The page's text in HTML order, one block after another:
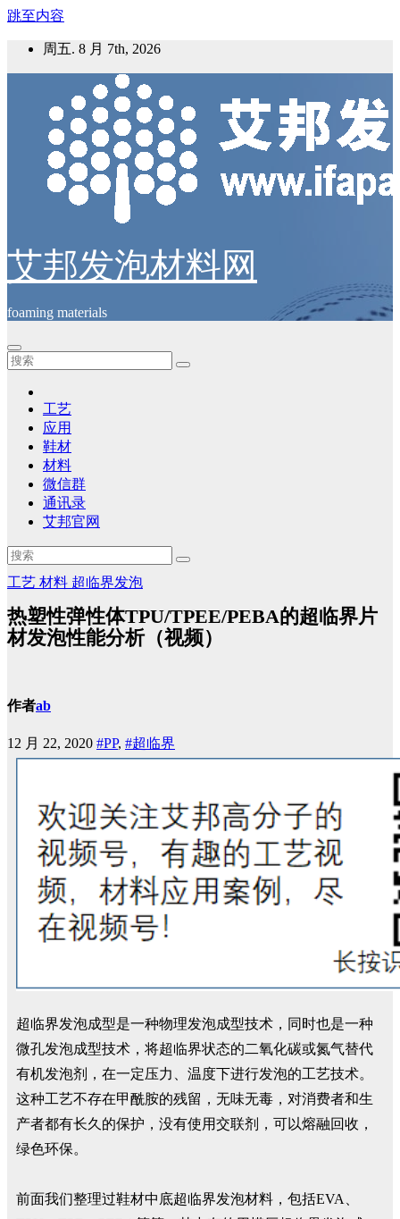
跳至内容
周五. 8 月 7th, 2026
艾邦发泡材料网
foaming materials
工艺
应用
鞋材
材料
微信群
通讯录
艾邦官网
工艺 材料 超临界发泡
热塑性弹性体TPU/TPEE/PEBA的超临界片
材发泡性能分析（视频）
作者ab
12 月 22, 2020 #PP, #超临界
超临界发泡成型是一种物理发泡成型技术，同时也是一种
微孔发泡成型技术，将超临界状态的二氧化碳或氮气替代
有机发泡剂，在一定压力、温度下进行发泡的工艺技术。
这种工艺不存在甲酰胺的残留，无味无毒，对消费者和生
产者都有长久的保护，没有使用交联剂，可以熔融回收，
绿色环保。
前面我们整理过鞋材中底超临界发泡材料，包括EVA、